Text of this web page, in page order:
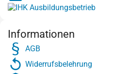
Informationen
AGB
Widerrufsbelehrung